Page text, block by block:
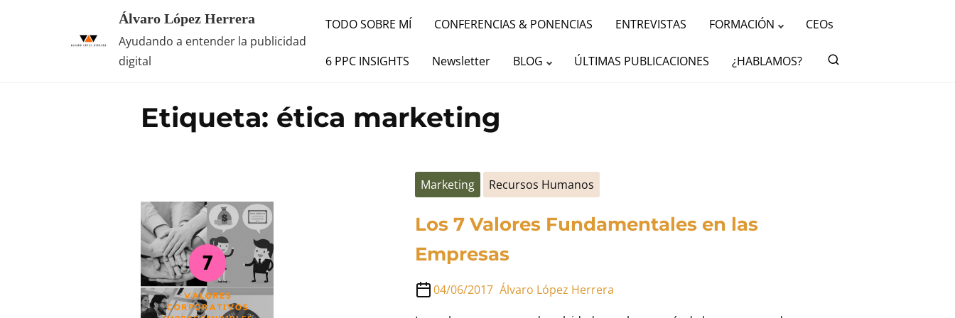
Álvaro López Herrera
Ayudando a entender la publicidad
digital
TODO SOBRE MÍ CONFERENCIAS & PONENCIAS ENTREVISTAS FORMACIÓN CEOs
6 PPC INSIGHTS Newsletter BLOG ÚLTIMAS PUBLICACIONES ¿HABLAMOS?
Etiqueta: ética marketing
Marketing Recursos Humanos
Los 7 Valores Fundamentales en las
Empresas
04/06/2017 Álvaro López Herrera